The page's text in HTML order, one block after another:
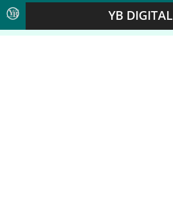
YB DIGITAL